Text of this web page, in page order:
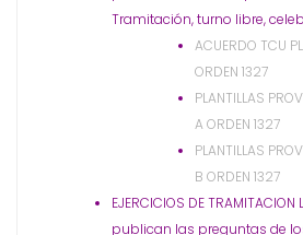
Tramitación, turno libre,
ACUERDO TCU
ORDEN 1327
PLANTILLAS
A ORDEN 1327
PLANTILLAS
B ORDEN 1327
EJERCICIOS DE TRAMITACION
publican las preguntas de